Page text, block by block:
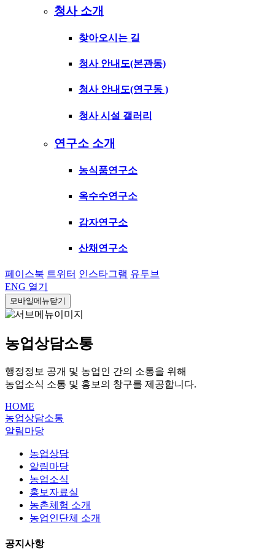
청사 소개
찾아오시는 길
청사 안내도(본관동)
청사 안내도(연구동 )
청사 시설 갤러리
연구소 소개
농식품연구소
옥수수연구소
감자연구소
산채연구소
페이스북 트위터 인스타그램 유투브
ENG 열기
모바일메뉴닫기
농업상담소통
행정정보 공개 및 농업인 간의 소통을 위해
농업소식 소통 및 홍보의 창구를 제공합니다.
HOME
농업상담소통
알림마당
농업상담
알림마당
농업소식
홍보자료실
농촌체험 소개
농업인단체 소개
공지사항